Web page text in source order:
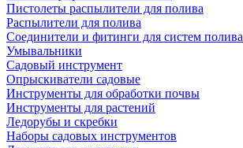
Пистолеты распылители для полива
Распылители для полива
Соединители и фитинги для систем полива
Умывальники
Садовый инструмент
Опрыскиватели садовые
Инструменты для обработки почвы
Инструменты для растений
Ледорубы и скребки
Наборы садовых инструментов